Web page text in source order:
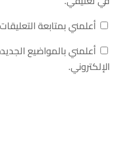
أعلمني بمتابعة
أعلمني بالمواضيع
الإلكتروني.